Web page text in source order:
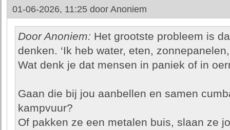
01-06-2026, 11:25 door Anoniem
Door Anoniem: Het grootste probleem is
denken. ‘Ik heb water, eten,
Wat denk je dat mensen in paniek of in
Gaan die bij jou aanbellen en samen
kampvuur?
Of pakken ze een metalen buis, slaan ze